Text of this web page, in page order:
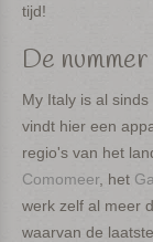
tijd!
De
My Italy is al
vindt hier een
regio's van het
Comomeer , het
werk zelf al meer
waarvan de